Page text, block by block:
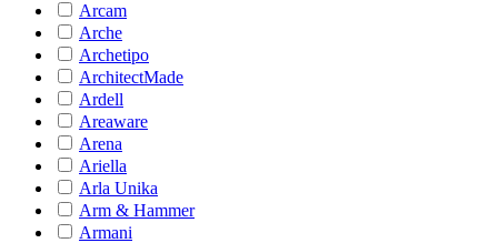
Arcam
Arche
Archetipo
ArchitectMade
Ardell
Areaware
Arena
Ariella
Arla Unika
Arm & Hammer
Armani